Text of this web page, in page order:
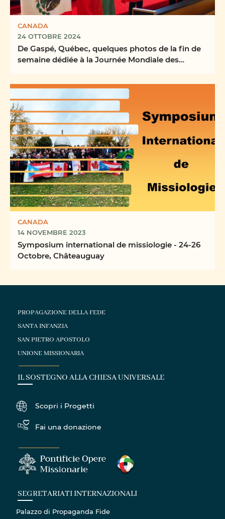
CANADA
24 OTTOBRE 2024
De Gaspé, Québec, quelques photos de la fin de
semaine dédiée à la Journée Mondiale des
CANADA
14 NOVEMBRE 2023
Symposium international de missiologie - 24-26
Octobre, Châteauguay
PROPAGAZIONE DELLA FEDE
SANTA INFANZIA
SAN PIETRO APOSTOLO
UNIONE MISSIONARIA
IL SOSTEGNO ALLA CHIESA UNIVERSALE
Scopri i Progetti
Fai una donazione
SEGRETARIATI INTERNAZIONALI
Palazzo di Propaganda Fide